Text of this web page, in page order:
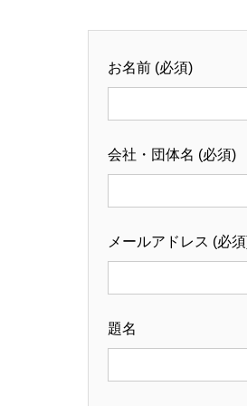
お名前 (必須)
会社・団体名 (必須)
メールアドレス (必
題名